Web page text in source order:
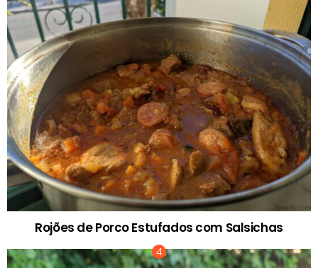
Rojões de Porco Estufados com Salsichas